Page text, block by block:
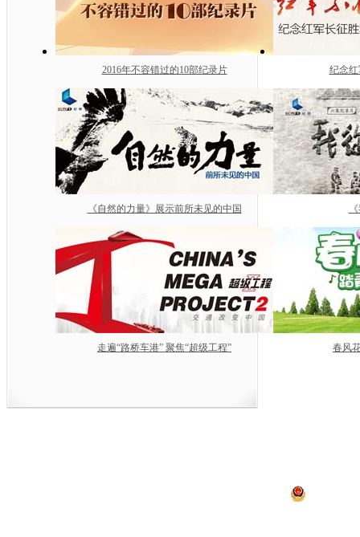
2016年不容错过的10部纪录片
《自然的力量》展示前所未见的中国
走遍“路桥车港” 聚焦“超级工程”
纪念
春风